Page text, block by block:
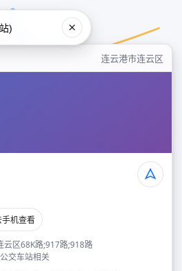
连云港市连云区
手机查看
云区68K路;917路;918路
交车站相关